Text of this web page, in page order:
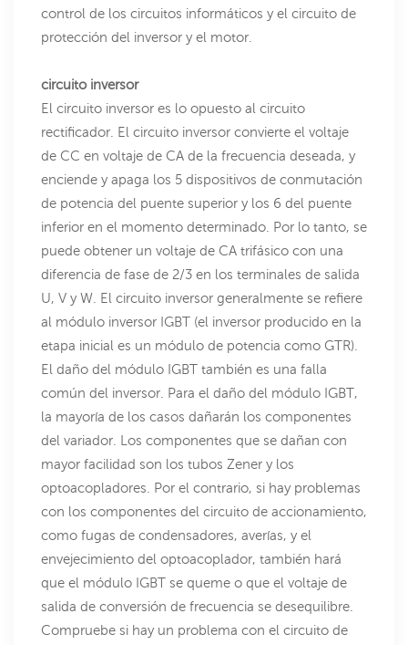
control de los circuitos informáticos y el circuito de
protección del inversor y el motor.
circuito inversor
El circuito inversor es lo opuesto al circuito
rectificador. El circuito inversor convierte el voltaje
de CC en voltaje de CA de la frecuencia deseada, y
enciende y apaga los 5 dispositivos de conmutación
de potencia del puente superior y los 6 del puente
inferior en el momento determinado. Por lo tanto, se
puede obtener un voltaje de CA trifásico con una
diferencia de fase de 2/3 en los terminales de salida
U, V y W. El circuito inversor generalmente se refiere
al módulo inversor IGBT (el inversor producido en la
etapa inicial es un módulo de potencia como GTR).
El daño del módulo IGBT también es una falla
común del inversor. Para el daño del módulo IGBT,
la mayoría de los casos dañarán los componentes
del variador. Los componentes que se dañan con
mayor facilidad son los tubos Zener y los
optoacopladores. Por el contrario, si hay problemas
con los componentes del circuito de accionamiento,
como fugas de condensadores, averías, y el
envejecimiento del optoacoplador, también hará
que el módulo IGBT se queme o que el voltaje de
salida de conversión de frecuencia se desequilibre.
Compruebe si hay un problema con el circuito de